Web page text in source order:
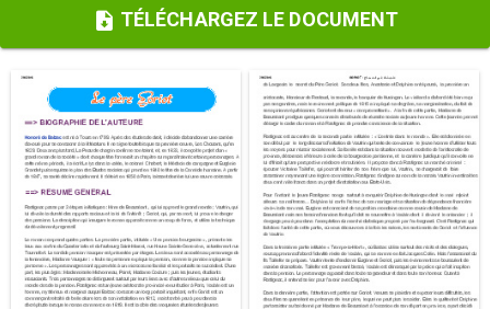
TÉLÉCHARGEZ LE DOCUMENT